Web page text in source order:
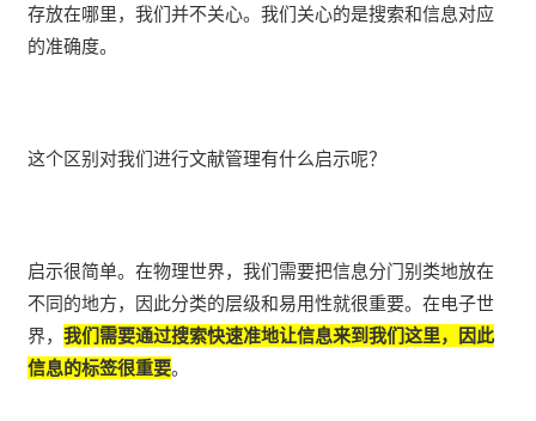
存放在哪里，我们并不关心。我们关心的是搜索和信息对应
的准确度。
这个区别对我们进行文献管理有什么启示呢？
启示很简单。在物理世界，我们需要把信息分门别类地放在
不同的地方，因此分类的层级和易用性就很重要。在电子世
界， 我们需要通过搜索快速准地让信息来到我们这里，因此
信息的标签很重要。